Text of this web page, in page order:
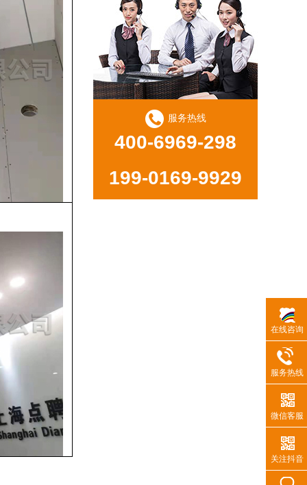
服务热线
400-6969-298
199-0169-9929
在线咨询
服务热线
微信客服
关注抖音